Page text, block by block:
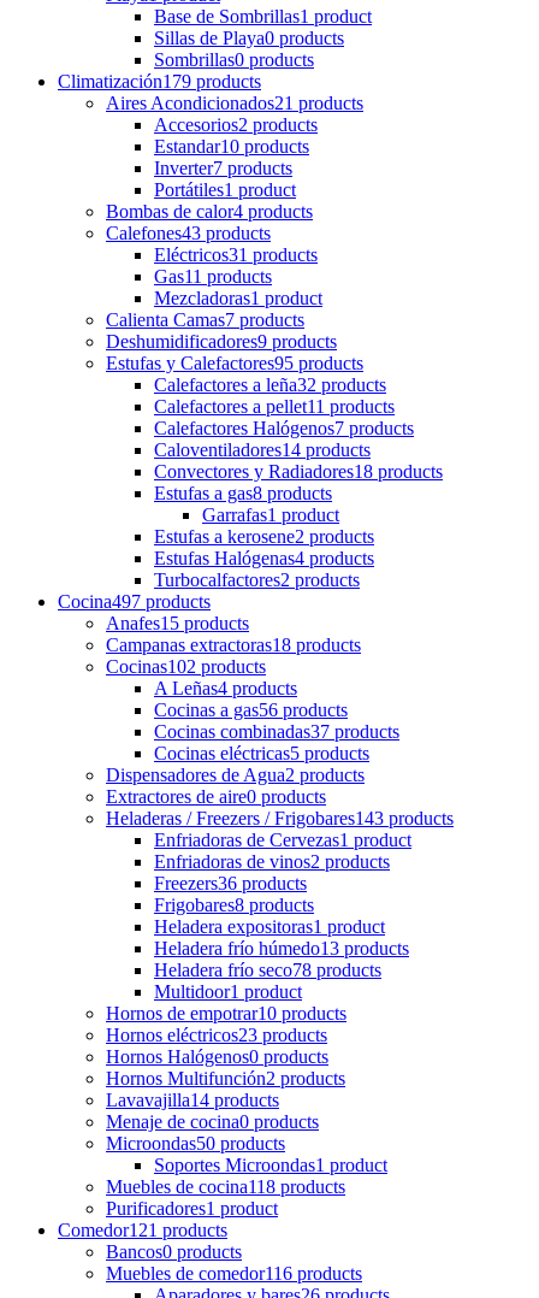
Base de Sombrillas1 product
Sillas de Playa0 products
Sombrillas0 products
Climatización179 products
Aires Acondicionados21 products
Accesorios2 products
Estandar10 products
Inverter7 products
Portátiles1 product
Bombas de calor4 products
Calefones43 products
Eléctricos31 products
Gas11 products
Mezcladoras1 product
Calienta Camas7 products
Deshumidificadores9 products
Estufas y Calefactores95 products
Calefactores a leña32 products
Calefactores a pellet11 products
Calefactores Halógenos7 products
Caloventiladores14 products
Convectores y Radiadores18 products
Estufas a gas8 products
Garrafas1 product
Estufas a kerosene2 products
Estufas Halógenas4 products
Turbocalfactores2 products
Cocina497 products
Anafes15 products
Campanas extractoras18 products
Cocinas102 products
A Leñas4 products
Cocinas a gas56 products
Cocinas combinadas37 products
Cocinas eléctricas5 products
Dispensadores de Agua2 products
Extractores de aire0 products
Heladeras / Freezers / Frigobares143 products
Enfriadoras de Cervezas1 product
Enfriadoras de vinos2 products
Freezers36 products
Frigobares8 products
Heladera expositoras1 product
Heladera frío húmedo13 products
Heladera frío seco78 products
Multidoor1 product
Hornos de empotrar10 products
Hornos eléctricos23 products
Hornos Halógenos0 products
Hornos Multifunción2 products
Lavavajilla14 products
Menaje de cocina0 products
Microondas50 products
Soportes Microondas1 product
Muebles de cocina118 products
Purificadores1 product
Comedor121 products
Bancos0 products
Muebles de comedor116 products